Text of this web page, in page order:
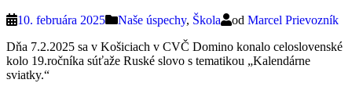
10. februára 2025 Naše úspechy, Škola od Marcel Prievozník
Dňa 7.2.2025 sa v Košiciach v CVČ Domino konalo celoslovenské
kolo 19.ročníka súťaže Ruské slovo s tematikou „Kalendárne
sviatky.“